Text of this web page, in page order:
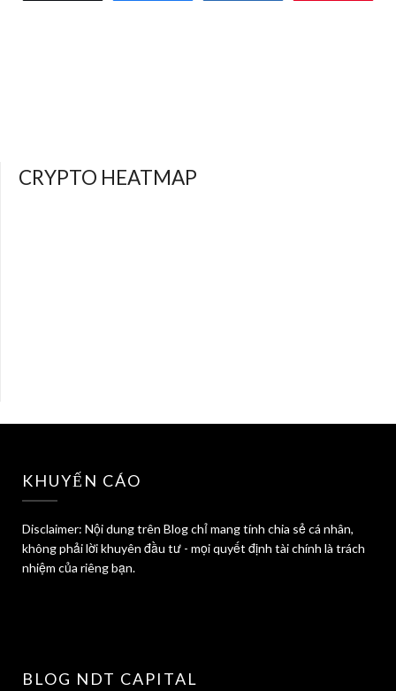
CRYPTO HEATMAP
KHUYẾN CÁO
Disclaimer: Nội dung trên Blog chỉ mang tính chia sẻ cá nhân,
không phải lời khuyên đầu tư - mọi quyết định tài chính là trách
nhiệm của riêng bạn.
BLOG NDT CAPITAL